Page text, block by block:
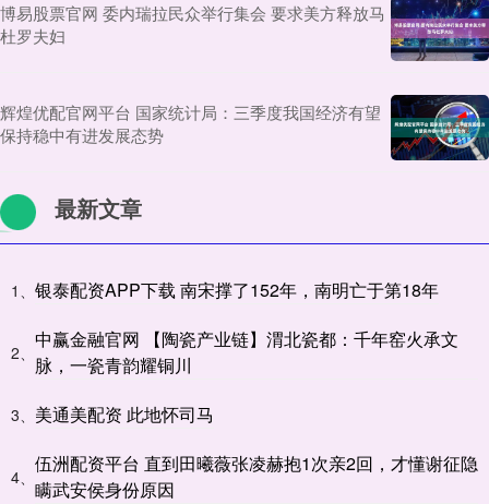
博易股票官网 委内瑞拉民众举行集会 要求美方释放马
杜罗夫妇
辉煌优配官网平台 国家统计局：三季度我国经济有望
保持稳中有进发展态势
最新文章
1、 银泰配资APP下载 南宋撑了152年，南明亡于第18年
2、
中赢金融官网 【陶瓷产业链】渭北瓷都：千年窑火承文
脉，一瓷青韵耀铜川
3、 美通美配资 此地怀司马
4、
伍洲配资平台 直到田曦薇张凌赫抱1次亲2回，才懂谢征隐
瞒武安侯身份原因